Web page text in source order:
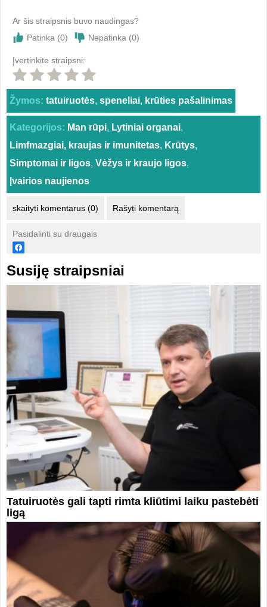
Ar šis straipsnis buvo naudingas?
Patinka (0) Nepatinka (0)
Įvertinkite straipsni:
Žymos: tatuiruotės, speneliai, krūties pašalinimas
Kategorijos: Man rūpi, Lytiniai organai,
Limfmazgiai, kraujas ir imunitetas, Krūtys,
Simptomai ir ligos, Vėžys ir kraujo ligos,
Įvairios naujienos
skaityti komentarus (0) Rašyti komentarą
Pasidalinti su draugais
Susiję straipsniai
Tatuiruotės gali tapti rimta kliūtimi laiku pastebėti
ligą